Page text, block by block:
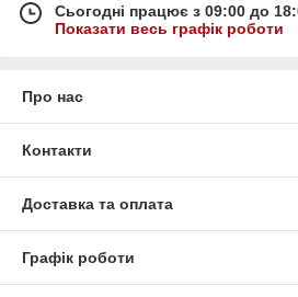
Сьогодні працює з 09:00 до
Показати весь графік роботи
Про нас
Контакти
Доставка та оплата
Графік роботи